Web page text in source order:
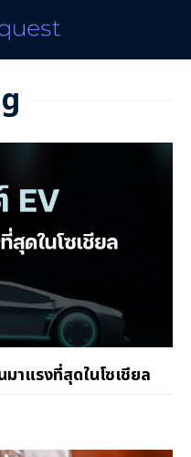
าแรงที่สุดในโซเชียล